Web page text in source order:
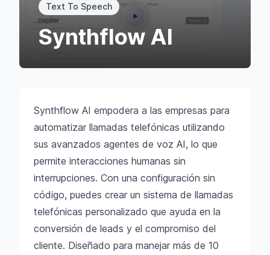
Text To Speech
Synthflow AI
Synthflow AI empodera a las empresas para
automatizar llamadas telefónicas utilizando
sus avanzados agentes de voz AI, lo que
permite interacciones humanas sin
interrupciones. Con una configuración sin
código, puedes crear un sistema de llamadas
telefónicas personalizado que ayuda en la
conversión de leads y el compromiso del
cliente. Diseñado para manejar más de 10